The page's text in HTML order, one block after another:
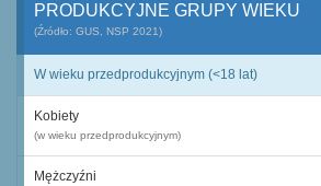
PRODUKCYJNE GRUPY WIEKU
(Źródło: GUS, NSP 2021)
W wieku przedprodukcyjnym (<18 lat)
Kobiety
(w wieku przedprodukcyjnym)
Mężczyźni